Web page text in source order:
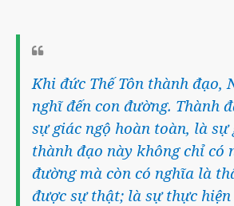
Khi đức Thế Tôn thành đạo,
nghĩ đến con đường. Thành
sự giác ngộ hoàn toàn, là
thành đạo này không chỉ có
đường mà còn có nghĩa là
được sự thật; là sự thực